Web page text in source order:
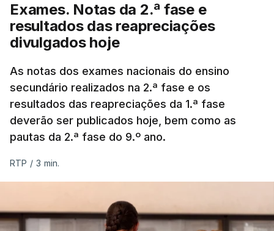
Exames. Notas da 2.ª fase e
resultados das reapreciações
divulgados hoje
As notas dos exames nacionais do ensino
secundário realizados na 2.ª fase e os
resultados das reapreciações da 1.ª fase
deverão ser publicados hoje, bem como as
pautas da 2.ª fase do 9.º ano.
RTP / 3 min.